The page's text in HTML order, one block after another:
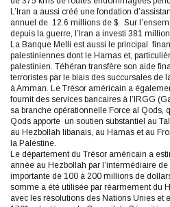
L’Iran a aussi créé une fondation
annuel de 12.6 millions de $. Sur
depuis la guerre, l’Iran a investi 381
La Banque Melli est aussi le principal
palestiniennes dont le Hamas et,
palestinien. Téhéran transfère son aide
terroristes par le biais des succursales de
à Amman. Le Trésor américain a
fournit des services bancaires à l’IRGG
sa branche opérationnelle Force al Qods,
Qods apporte un soutien substantiel au
au Hezbollah libanais, au Hamas et au
la Palestine.
Le département du Trésor américain a
année au Hezbollah par l’intermédiaire
importante de 100 à 200 millions de
somme a été utilisée par réarmement du
avec les résolutions des Nations Unies et